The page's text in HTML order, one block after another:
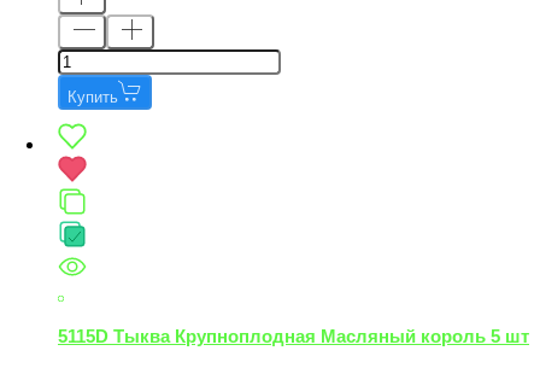
Купить
5115D Тыква Крупноплодная Масляный король 5 шт